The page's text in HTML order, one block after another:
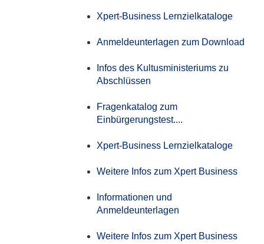
Xpert-Business Lernzielkataloge
Anmeldeunterlagen zum Download
Infos des Kultusministeriums zu
Abschlüssen
Fragenkatalog zum
Einbürgerungstest....
Xpert-Business Lernzielkataloge
Weitere Infos zum Xpert Business
Informationen und
Anmeldeunterlagen
Weitere Infos zum Xpert Business